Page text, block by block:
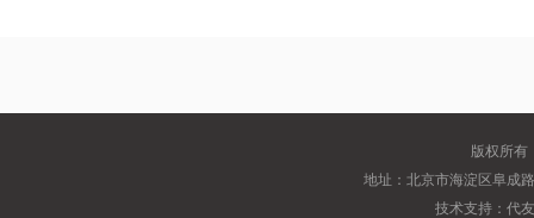
版权所有
地址：北京市海淀区阜成
技术支持：代